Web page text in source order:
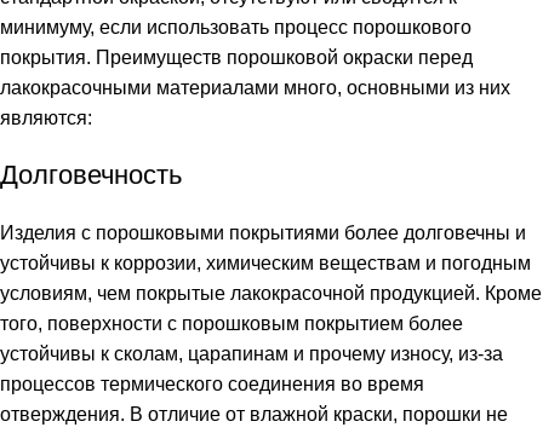
минимуму, если использовать процесс порошкового
покрытия. Преимуществ порошковой окраски перед
лакокрасочными материалами много, основными из них
являются:
Долговечность
Изделия с порошковыми покрытиями более долговечны и
устойчивы к коррозии, химическим веществам и погодным
условиям, чем покрытые лакокрасочной продукцией. Кроме
того, поверхности с порошковым покрытием более
устойчивы к сколам, царапинам и прочему износу, из-за
процессов термического соединения во время
отверждения. В отличие от влажной краски, порошки не